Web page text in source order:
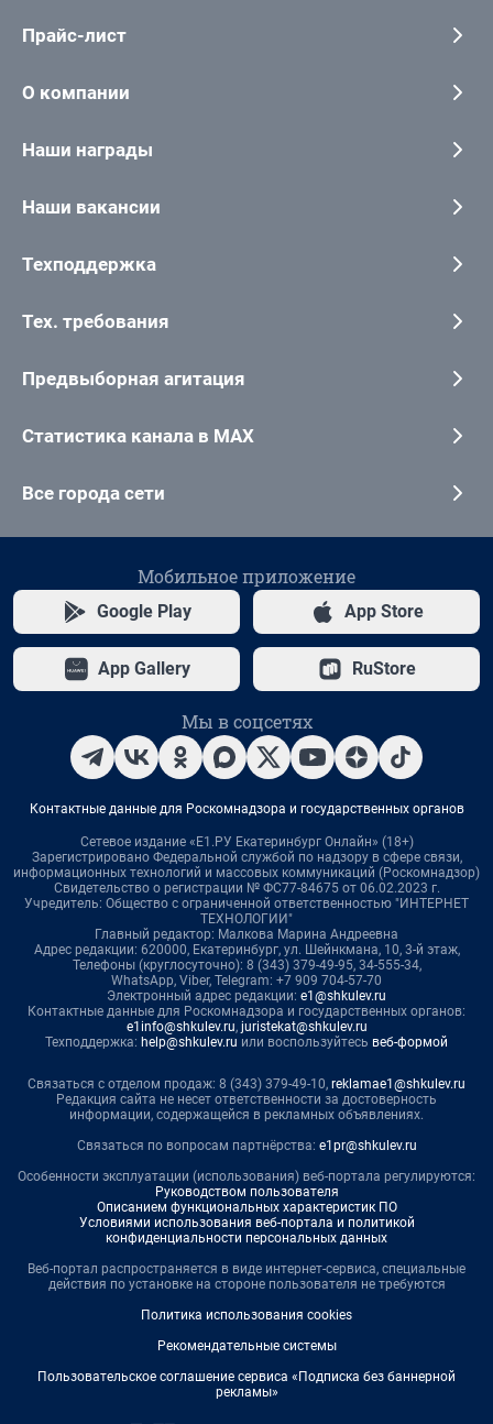
Прайс-лист
О компании
Наши награды
Наши вакансии
Техподдержка
Тех. требования
Предвыборная агитация
Статистика канала в MAX
Все города сети
Мобильное приложение
Google Play App Store
App Gallery RuStore
Мы в соцсетях
Контактные данные для Роскомнадзора и государственных органов
Сетевое издание «Е1.РУ Екатеринбург Онлайн» (18+)
Зарегистрировано Федеральной службой по надзору в сфере связи,
информационных технологий и массовых коммуникаций (Роскомнадзор)
Свидетельство о регистрации № ФС77-84675 от 06.02.2023 г.
Учредитель: Общество с ограниченной ответственностью "ИНТЕРНЕТ
ТЕХНОЛОГИИ"
Главный редактор: Малкова Марина Андреевна
Адрес редакции: 620000, Екатеринбург, ул. Шейнкмана, 10, 3-й этаж,
Телефоны (круглосуточно): 8 (343) 379-49-95, 34-555-34,
WhatsApp, Viber, Telegram: +7 909 704-57-70
Электронный адрес редакции: e1@shkulev.ru
Контактные данные для Роскомнадзора и государственных органов:
e1info@shkulev.ru, juristekat@shkulev.ru
Техподдержка: help@shkulev.ru или воспользуйтесь веб-формой
Связаться с отделом продаж: 8 (343) 379-49-10, reklamae1@shkulev.ru
Редакция сайта не несет ответственности за достоверность
информации, содержащейся в рекламных объявлениях.
Связаться по вопросам партнёрства: e1pr@shkulev.ru
Особенности эксплуатации (использования) веб-портала регулируются:
Руководством пользователя
Описанием функциональных характеристик ПО
Условиями использования веб-портала и политикой
конфиденциальности персональных данных
Веб-портал распространяется в виде интернет-сервиса, специальные
действия по установке на стороне пользователя не требуются
Политика использования cookies
Рекомендательные системы
Пользовательское соглашение сервиса «Подписка без баннерной
рекламы»